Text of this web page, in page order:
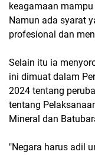
keagamaan
Namun ada syarat
profesional dan
Selain itu ia
ini dimuat dalam
2024 tentang
tentang
Mineral dan
"Negara harus adil